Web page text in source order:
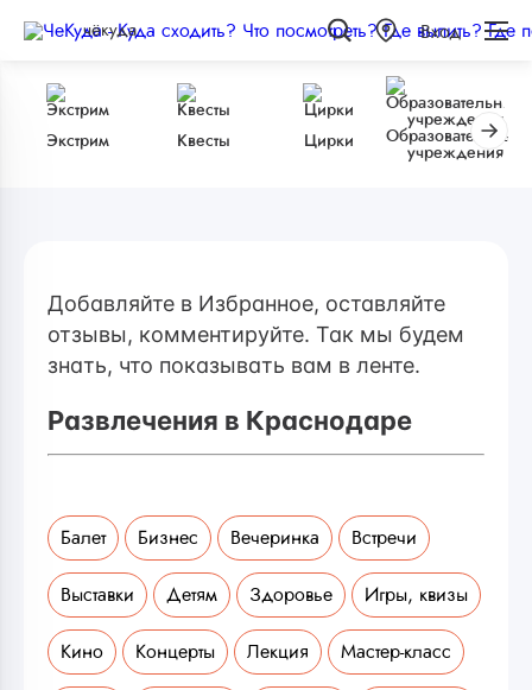
чёкуда Вход
Экстрим Квесты Цирки
Образовательные
учреждения
Добавляйте в Избранное, оставляйте
отзывы, комментируйте. Так мы будем
знать, что показывать вам в ленте.
Развлечения в Краснодаре
Балет Бизнес Вечеринка Встречи
Выставки Детям Здоровье Игры, квизы
Кино Концерты Лекция Мастер-класс